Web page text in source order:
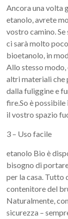
Ancora una volta
etanolo, avrete
vostro camino. Se
ci sarà molto
bioetanolo, in
Allo stesso
altri materiali che
dalla fuliggine e
fire.So è
il vostro spazio
3 – Uso facile
etanolo Bio è
bisogno di
per la casa. Tutto
contenitore del
Naturalmente,
sicurezza –